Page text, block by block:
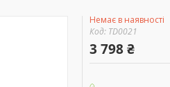
Немає в наявності
Код: TD0021
3 798 ₴